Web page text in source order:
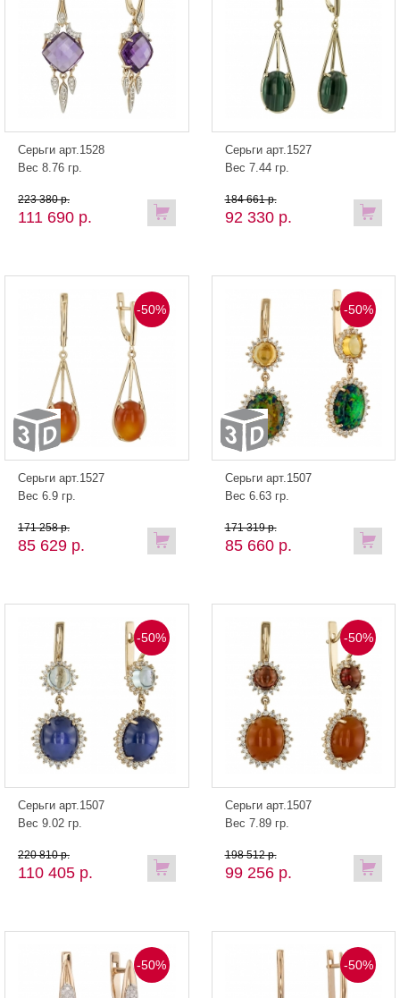
Серьги арт.1528
Вес 8.76 гр.
111 690 р.
223 380 р.
Серьги арт.1527
Вес 7.44 гр.
92 330 р.
184 661 р.
-50%
Серьги арт.1527
Вес 6.9 гр.
85 629 р.
171 258 р.
-50%
Серьги арт.1507
Вес 6.63 гр.
85 660 р.
171 319 р.
-50%
Серьги арт.1507
Вес 9.02 гр.
110 405 р.
220 810 р.
-50%
Серьги арт.1507
Вес 7.89 гр.
99 256 р.
198 512 р.
-50% -50%